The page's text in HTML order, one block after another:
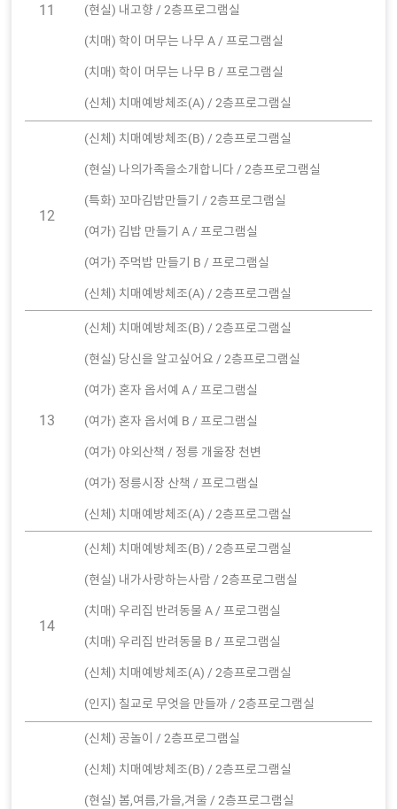
11 (현실) 내고향 / 2층프로그램실
(치매) 학이 머무는 나무 A / 프로그램실
(치매) 학이 머무는 나무 B / 프로그램실
(신체) 치매예방체조(A) / 2층프로그램실
12
(신체) 치매예방체조(B) / 2층프로그램실
(현실) 나의가족을소개합니다 / 2층프로그램실
(특화) 꼬마김밥만들기 / 2층프로그램실
(여가) 김밥 만들기 A / 프로그램실
(여가) 주먹밥 만들기 B / 프로그램실
(신체) 치매예방체조(A) / 2층프로그램실
13
(신체) 치매예방체조(B) / 2층프로그램실
(현실) 당신을 알고싶어요 / 2층프로그램실
(여가) 혼자 옵서예 A / 프로그램실
(여가) 혼자 옵서예 B / 프로그램실
(여가) 야외산책 / 정릉 개울장 천변
(여가) 정릉시장 산책 / 프로그램실
(신체) 치매예방체조(A) / 2층프로그램실
14
(신체) 치매예방체조(B) / 2층프로그램실
(현실) 내가사랑하는사람 / 2층프로그램실
(치매) 우리집 반려동물 A / 프로그램실
(치매) 우리집 반려동물 B / 프로그램실
(신체) 치매예방체조(A) / 2층프로그램실
(인지) 칠교로 무엇을 만들까 / 2층프로그램실
(신체) 공놀이 / 2층프로그램실
(신체) 치매예방체조(B) / 2층프로그램실
(현실) 봄,여름,가을,겨울 / 2층프로그램실